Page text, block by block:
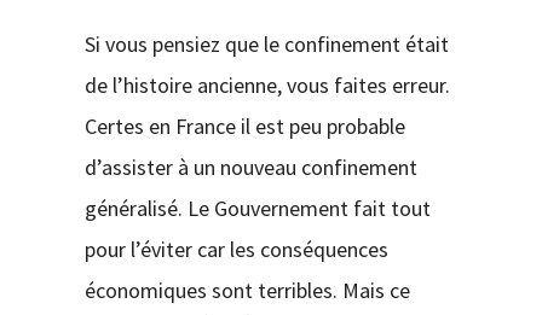
Si vous pensiez que le confinement était
de l’histoire ancienne, vous faites erreur.
Certes en France il est peu probable
d’assister à un nouveau confinement
généralisé. Le Gouvernement fait tout
pour l’éviter car les conséquences
économiques sont terribles. Mais ce